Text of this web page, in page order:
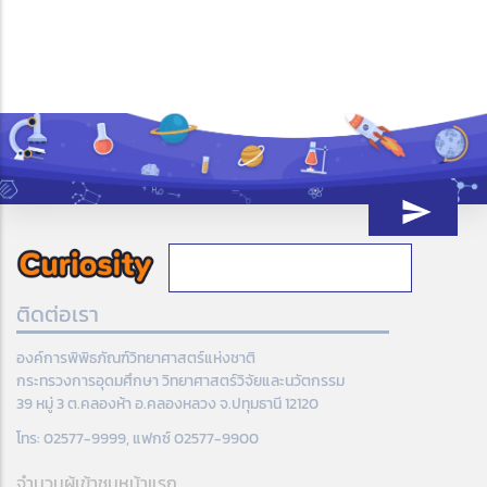
ติดต่อเรา
องค์การพิพิธภัณฑ์วิทยาศาสตร์แห่งชาติ
กระทรวงการอุดมศึกษา วิทยาศาสตร์วิจัยและนวัตกรรม
39 หมู่ 3 ต.คลองห้า อ.คลองหลวง จ.ปทุมธานี 12120
โทร: 02577-9999, แฟกซ์ 02577-9900